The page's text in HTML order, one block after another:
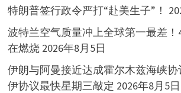
特朗普签行政令严打“赴美生子”！
波特兰空气质量冲上全球第一最差！
在燃烧 2026年8月5日
伊朗与阿曼接近达成霍尔木兹海峡
伊协议最快星期三敲定 2026年8月5日